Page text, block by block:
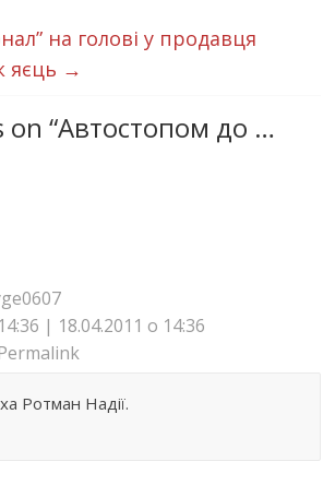
на голові у продавця
яєць →
“Автостопом до …
14:36 | 18.04.2011 о 14:36
Ротман Надії.